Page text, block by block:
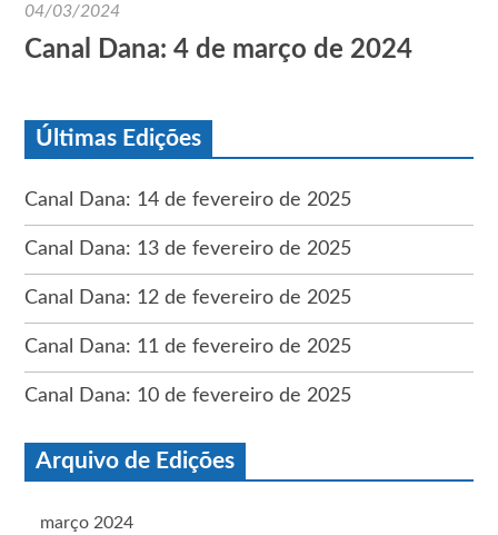
04/03/2024
Canal Dana: 4 de março de 2024
Últimas Edições
Canal Dana: 14 de fevereiro de 2025
Canal Dana: 13 de fevereiro de 2025
Canal Dana: 12 de fevereiro de 2025
Canal Dana: 11 de fevereiro de 2025
Canal Dana: 10 de fevereiro de 2025
Arquivo de Edições
março 2024